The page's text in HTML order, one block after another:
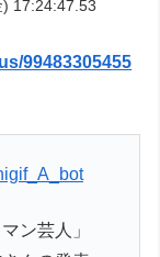
) 17:24:47.53
99483305455
ン芸人」